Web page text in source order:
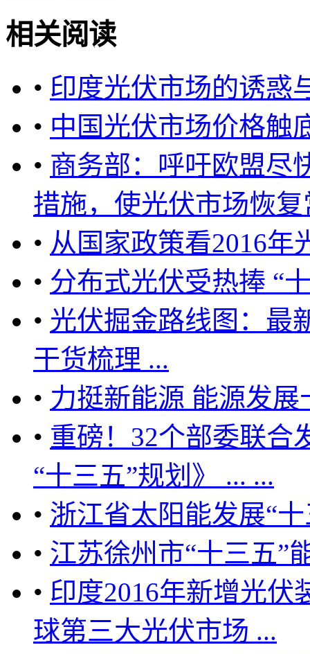
相关阅读
• 印度光伏市场的诱惑
• 中国光伏市场价格触
• 商务部：呼吁欧盟尽
措施，使光伏市场恢复
• 从国家政策看2016年
• 分布式光伏受热捧 “
• 光伏掘金路线图：最
干货梳理 ...
• 力挺新能源 能源发
• 重磅！32个部委联合
“十三五”规划》 ... ...
• 浙江省太阳能发展“
• 江苏徐州市“十三五”
• 印度2016年新增光伏
球第三大光伏市场 ...